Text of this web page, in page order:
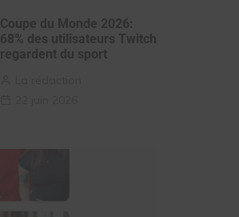
Coupe du Monde 2026:
68% des utilisateurs Twitch
regardent du sport